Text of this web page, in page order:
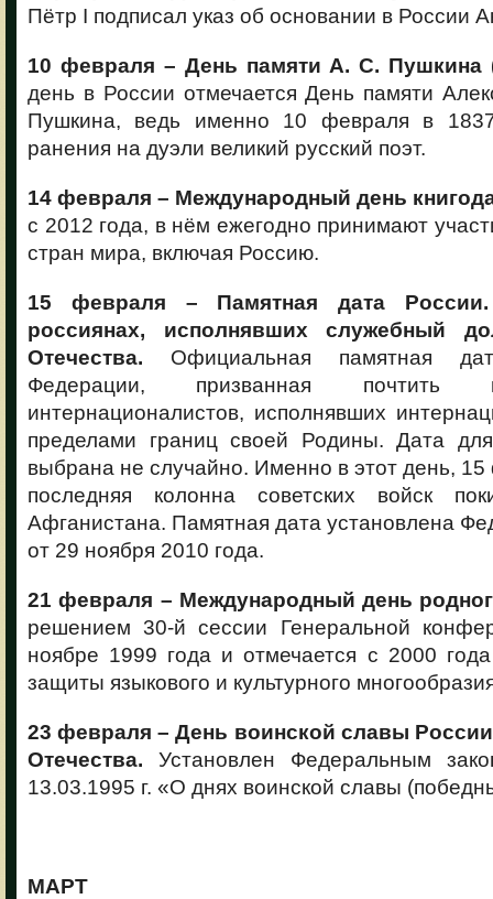
Пётр I подписал указ об основании в России
10 февраля – День памяти А. С. Пушкина
день в России отмечается День памяти
Пушкина, ведь именно 10 февраля в
ранения на дуэли великий русский поэт.
14 февраля – Международный день
с 2012 года, в нём ежегодно принимают
стран мира, включая Россию.
15 февраля – Памятная дата
россиянах, исполнявших служебный
Отечества. Официальная памятная
Федерации, призванная почтить
интернационалистов, исполнявших
пределами границ своей Родины. Дата
выбрана не случайно. Именно в этот день,
последняя колонна советских войск
Афганистана. Памятная дата установлена
от 29 ноября 2010 года.
21 февраля – Международный день
решением 30-й сессии Генеральной
ноябре 1999 года и отмечается с 2000
защиты языкового и культурного
23 февраля – День воинской славы
Отечества. Установлен Федеральным
13.03.1995 г. «О днях воинской славы
МАРТ